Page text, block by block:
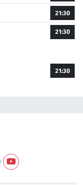
21:30
21:30
21:30